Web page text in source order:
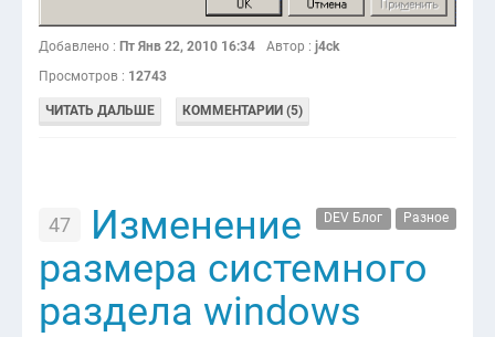
Добавлено : Пт Янв 22, 2010 16:34 Автор : j4ck
Просмотров : 12743
ЧИТАТЬ ДАЛЬШЕ КОММЕНТАРИИ (5)
DEV Блог Разное
47
Изменение
размера системного
раздела windows